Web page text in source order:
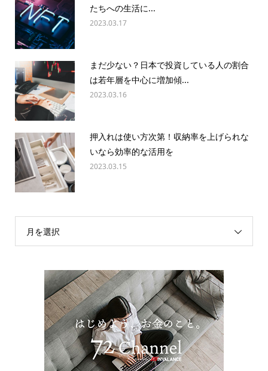
たちへの生活に...
2023.03.17
まだ少ない？日本で投資している人の割合
は若年層を中心に増加傾...
2023.03.16
押入れは使い方次第！収納率を上げられな
いなら効率的な活用を
2023.03.15
月を選択